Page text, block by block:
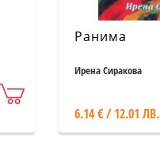
Ранима
Ирена Сиракова
6.14 € / 12.01 ЛВ.